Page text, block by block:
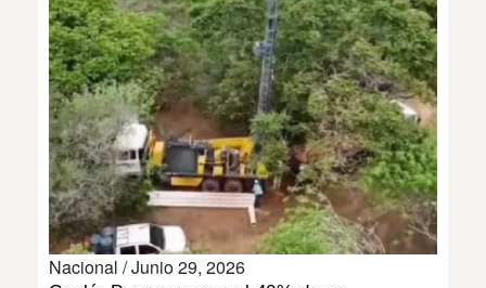
MULTIMEDIA
IMPRESO
Nacional /Junio 29, 2026